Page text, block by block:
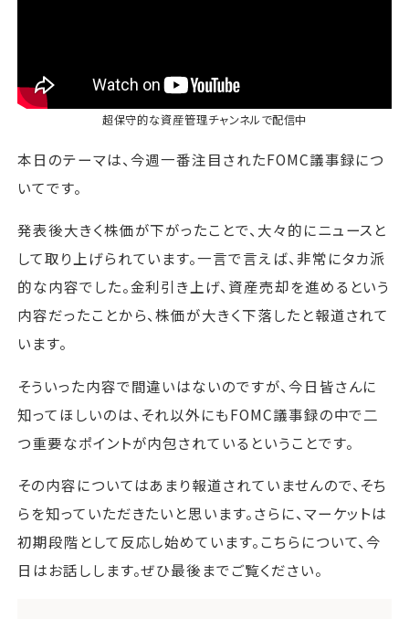
超保守的な資産管理チャンネルで配信中
本日のテーマは、今週一番注目されたFOMC議事録につ
いてです。
発表後大きく株価が下がったことで、大々的にニュースと
して取り上げられています。一言で言えば、非常にタカ派
的な内容でした。金利引き上げ、資産売却を進めるという
内容だったことから、株価が大きく下落したと報道されて
います。
そういった内容で間違いはないのですが、今日皆さんに
知ってほしいのは、それ以外にもFOMC議事録の中で二
つ重要なポイントが内包されているということです。
その内容についてはあまり報道されていませんので、そち
らを知っていただきたいと思います。さらに、マーケットは
初期段階として反応し始めています。こちらについて、今
日はお話しします。ぜひ最後までご覧ください。